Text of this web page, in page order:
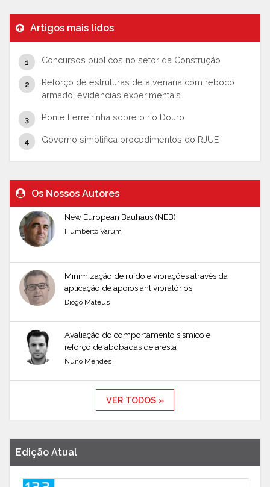
Artigos mais lidos
Concursos públicos no setor da Construção
Reforço de estruturas de alvenaria com reboco
armado: evidências experimentais
Ponte Ferreirinha sobre o rio Douro
Governo simplifica procedimentos do RJUE
Os Nossos Autores
New European Bauhaus (NEB)
Humberto Varum
Minimização de ruído e vibrações através da
aplicação de apoios antivibratórios
Diogo Mateus
Avaliação do comportamento sísmico e
reforço de abóbadas de aresta
Nuno Mendes
VER TODOS »
Edição Atual